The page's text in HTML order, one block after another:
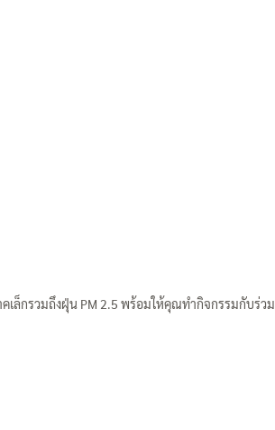
เล็กรวมถึงฝุ่น PM 2.5 พร้อมให้คุณทำกิจกรรมกับร่วม